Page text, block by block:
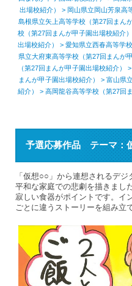
出場校紹介）
> 岡山県立岡山芳泉高
島根県立矢上高等学校（第27回まん
校（第27回まんが甲子園出場校紹介）
出場校紹介）
> 愛知県立西春高等学
県立大府東高等学校（第27回まんが
（第27回まんが甲子園出場校紹介）
>
まんが甲子園出場校紹介）
> 富山県
紹介）
> 高岡龍谷高等学校（第27回
予選応募作品 テーマ：
「仮想○○」から連想されるデ
平和な家庭での悲劇を描きまし
寂しい食器がポイントです。イ
ごとに違うストーリーを組み立